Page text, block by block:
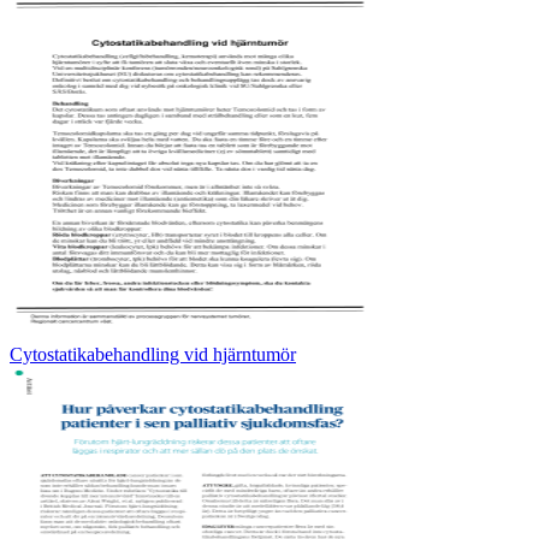
Cytostatikabehandling vid hjärntumör